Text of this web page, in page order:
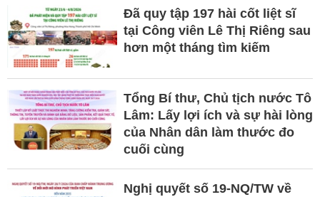
Đã quy tập 197 hài cốt liệt sĩ
tại Công viên Lê Thị Riêng sau
hơn một tháng tìm kiếm
Tổng Bí thư, Chủ tịch nước Tô
Lâm: Lấy lợi ích và sự hài lòng
của Nhân dân làm thước đo
cuối cùng
Nghị quyết số 19-NQ/TW về